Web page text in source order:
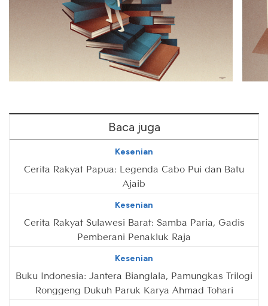
Baca juga
Kesenian
Cerita Rakyat Papua: Legenda Cabo Pui dan Batu
Ajaib
Kesenian
Cerita Rakyat Sulawesi Barat: Samba Paria, Gadis
Pemberani Penakluk Raja
Kesenian
Buku Indonesia: Jantera Bianglala, Pamungkas Trilogi
Ronggeng Dukuh Paruk Karya Ahmad Tohari